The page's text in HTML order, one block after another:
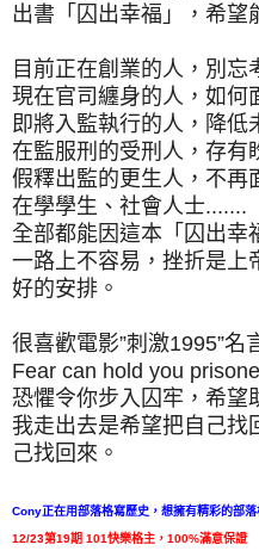
出書「囚出幸福」，希望
目前正在創業的人，別忘
現在官司纏身的人，如何
即將入監執行的人，降低
在監服刑的受刑人，存有
假釋出監的更生人，不再
在學學生、社會人士.......
全部都能因這本「囚出幸
一路上不容易，挫折是上
好的安排。
很喜歡電影”刺激1995”名
Fear can hold you
恐懼令你步入囚牢，希望
我走出去是希望把自己找
己找回來。
Cony正在用部落格寫歷史，想擁有精彩的部落
12/23第19期 101快樂格主，100%滿意保證